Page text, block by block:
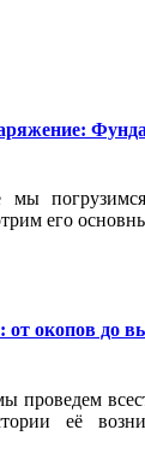
мы
его
от окопов до
проведем
её